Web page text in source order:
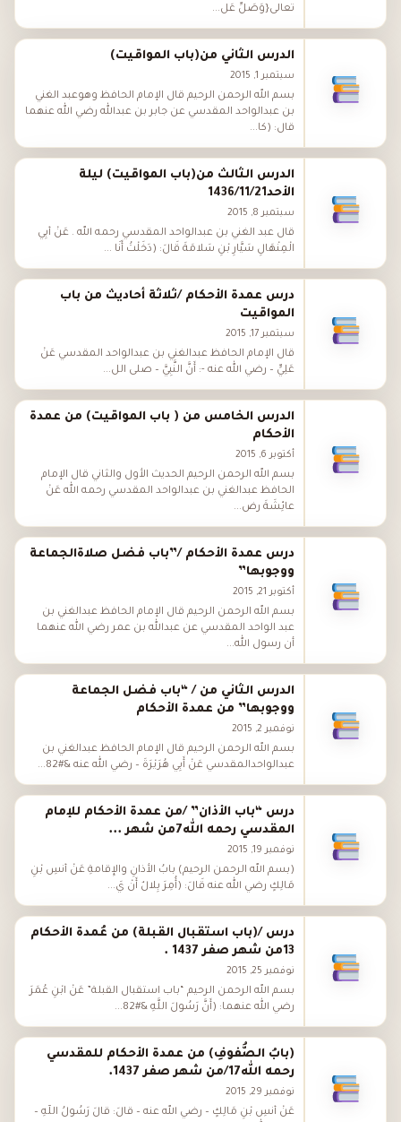
تعالى{وَصَلِّ عَل...
الدرس الثاني من(باب المواقيت)
سبتمبر 1, 2015
بسم الله الرحمن الرحيم قال الإمام الحافظ وهوعبد الغني
بن عبدالواحد المقدسي عن جابر بن عبدالله رضي الله عنهما
قال: (كا...
الدرس الثالث من(باب المواقيت) ليلة
الأحد1436/11/21
سبتمبر 8, 2015
قال عبد الغني بن عبدالواحد المقدسي رحمه الله . عَنْ أَبِي
الْمِنْهَالِ سَيَّارِ بْنِ سَلامَةَ قَالَ: (دَخَلْتُ أَنَا ...
درس عمدة الأحكام /ثلاثة أحاديث من باب
المواقيت
سبتمبر 17, 2015
قال الإمام الحافظ عبدالغني بن عبدالواحد المقدسي عَنْ
عَلِيٍّ – رضي الله عنه -: أَنَّ النَّبِيَّ – صلى الل...
الدرس الخامس من ( باب المواقيت) من عمدة
اﻷحكام
أكتوبر 6, 2015
بسم الله الرحمن الرحيم الحديث اﻷول والثاني قال الإمام
الحافظ عبدالغني بن عبدالواحد المقدسي رحمه الله عَنْ
عائِشَةَ رض...
درس عمدة الأحكام /”باب فضل صلاةالجماعة
ووجوبها”
أكتوبر 21, 2015
بسم الله الرحمن الرحيم قال الإمام الحافظ عبدالغني بن
عبد الواحد المقدسي عن عبدالله بن عمر رضي الله عنهما
أن رسول الله...
الدرس الثاني من / “باب فضل الجماعة
ووجوبها” من عمدة الأحكام
نوفمبر 2, 2015
بسم الله الرحمن الرحيم قال الإمام الحافظ عبدالغني بن
عبدالواحدالمقدسي عَنْ أَبِي هُرَيْرَةَ – رضي الله عنه &#82...
درس “باب اﻷذان” /من عمدة الأحكام للإمام
المقدسي رحمه الله7من شهر ...
نوفمبر 19, 2015
(بسم الله الرحمن الرحيم) بابُ الأَذانِ والإِقامةِ عَنْ أَنَسِ بْنِ
مَالِكٍ رضي الله عنه قَالَ: (أُمِرَ بِلالٌ أَنْ يَ...
درس /(باب استقبال القبلة) من عُمدة الأحكام
13من شهر صفر 1437 .
نوفمبر 25, 2015
بسم الله الرحمن الرحيم “باب استقبال القبلة” عَنْ ابْنِ عُمَرَ
رضي الله عنهما: (أَنَّ رَسُولَ اللَّهِ &#82...
(بابُ الصُّفوفِ) من عمدة الأحكام للمقدسي
رحمه الله17/من شهر صفر 1437.
نوفمبر 29, 2015
عَنْ أَنَسِ بْنِ مَالِكٍ – رضي الله عنه – قَالَ: قَالَ رَسُولُ اللَّهِ –